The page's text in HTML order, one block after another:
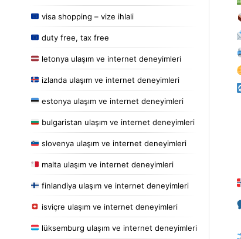
visa shopping – vize ihlali
duty free, tax free
letonya ulaşım ve internet deneyimleri
izlanda ulaşım ve internet deneyimleri
estonya ulaşım ve internet deneyimleri
bulgaristan ulaşım ve internet deneyimleri
slovenya ulaşım ve internet deneyimleri
malta ulaşım ve internet deneyimleri
finlandiya ulaşım ve internet deneyimleri
isviçre ulaşım ve internet deneyimleri
lüksemburg ulaşım ve internet deneyimleri